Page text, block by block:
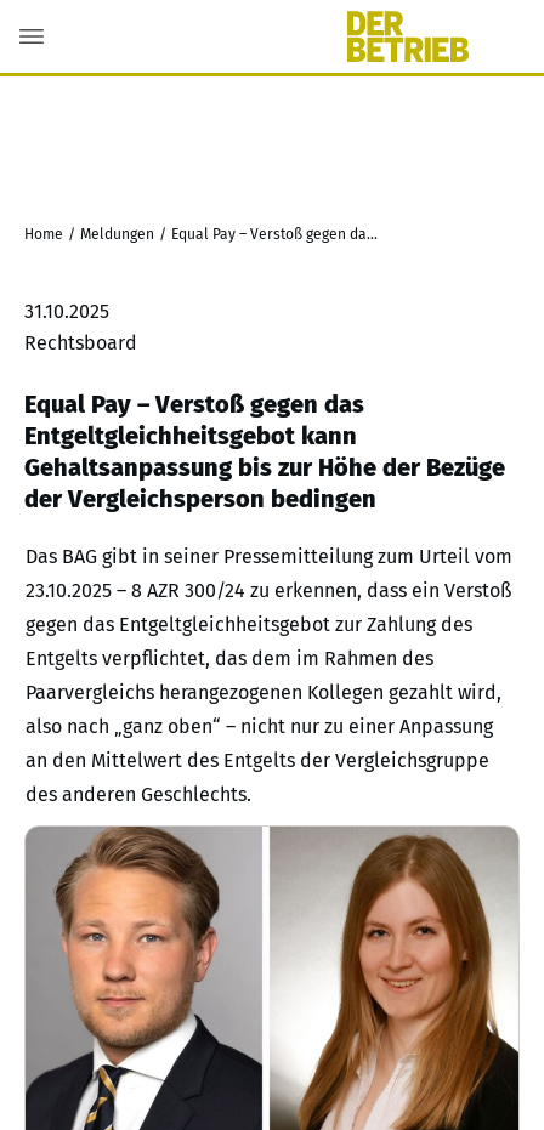
Home / Meldungen / Equal Pay – Verstoß gegen das Entgeltgleichheitsgebot kann Gehaltsanpassung bis zur Höhe der Bezüge der Vergleichsperson bedingen
31.10.2025
Rechtsboard
Equal Pay – Verstoß gegen das
Entgeltgleichheitsgebot kann
Gehaltsanpassung bis zur Höhe der Bezüge
der Vergleichsperson bedingen
Das BAG gibt in seiner Pressemitteilung zum Urteil vom
23.10.2025 – 8 AZR 300/24 zu erkennen, dass ein Verstoß
gegen das Entgeltgleichheitsgebot zur Zahlung des
Entgelts verpflichtet, das dem im Rahmen des
Paarvergleichs herangezogenen Kollegen gezahlt wird,
also nach „ganz oben“ – nicht nur zu einer Anpassung
an den Mittelwert des Entgelts der Vergleichsgruppe
des anderen Geschlechts.